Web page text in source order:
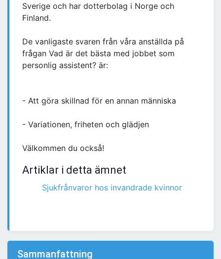
Sverige och har dotterbolag i Norge och
Finland.
De vanligaste svaren från våra anställda på
frågan Vad är det bästa med jobbet som
personlig assistent? är:
- Att göra skillnad för en annan människa
- Variationen, friheten och glädjen
Välkommen du också!
Artiklar i detta ämnet
Sjukfrånvaror hos invandrade kvinnor
Sammanfattning